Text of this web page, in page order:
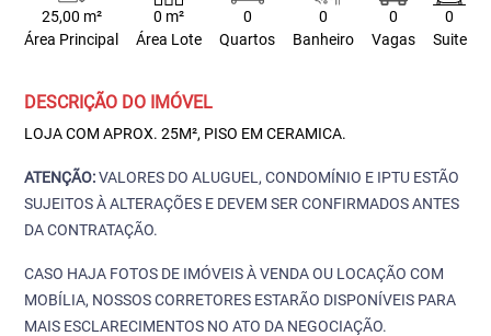
25,00 m²
Área Principal
0 m²
Área Lote
0
Quartos
0
Banheiro
0
Vagas
0
Suite
DESCRIÇÃO DO IMÓVEL
LOJA COM APROX. 25M², PISO EM CERAMICA.
ATENÇÃO:VALORES DO ALUGUEL, CONDOMÍNIO E IPTU ESTÃO
SUJEITOS À ALTERAÇÕES E DEVEM SER CONFIRMADOS ANTES
DA CONTRATAÇÃO.
CASO HAJA FOTOS DE IMÓVEIS À VENDA OU LOCAÇÃO COM
MOBÍLIA, NOSSOS CORRETORES ESTARÃO DISPONÍVEIS PARA
MAIS ESCLARECIMENTOS NO ATO DA NEGOCIAÇÃO.